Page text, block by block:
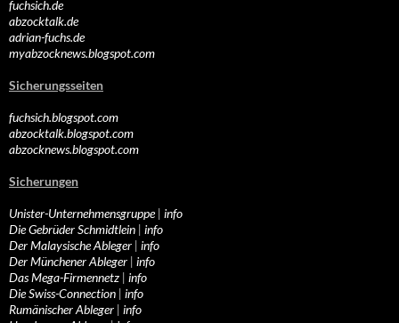
fuchsich.de
abzocktalk.de
adrian-fuchs.de
myabzocknews.blogspot.com
Sicherungsseiten
fuchsich.blogspot.com
abzocktalk.blogspot.com
abzocknews.blogspot.com
Sicherungen
Unister-Unternehmensgruppe| info
Die Gebrüder Schmidtlein | info
Der Malaysische Ableger | info
Der Münchener Ableger | info
Das Mega-Firmennetz | info
Die Swiss-Connection | info
Rumänischer Ableger | info